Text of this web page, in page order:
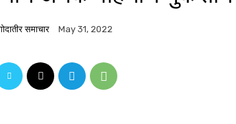
समाचार May 31, 2022